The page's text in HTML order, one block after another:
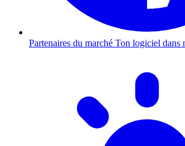
Partenaires du marché Ton logiciel dans